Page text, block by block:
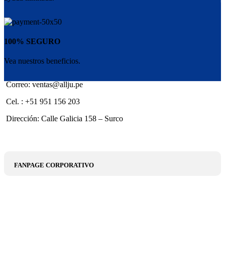
100% SEGURO
Vea nuestros beneficios.
Correo: ventas@allju.pe
Cel. : +51 951 156 203
Dirección: Calle Galicia 158 – Surco
FANPAGE CORPORATIVO